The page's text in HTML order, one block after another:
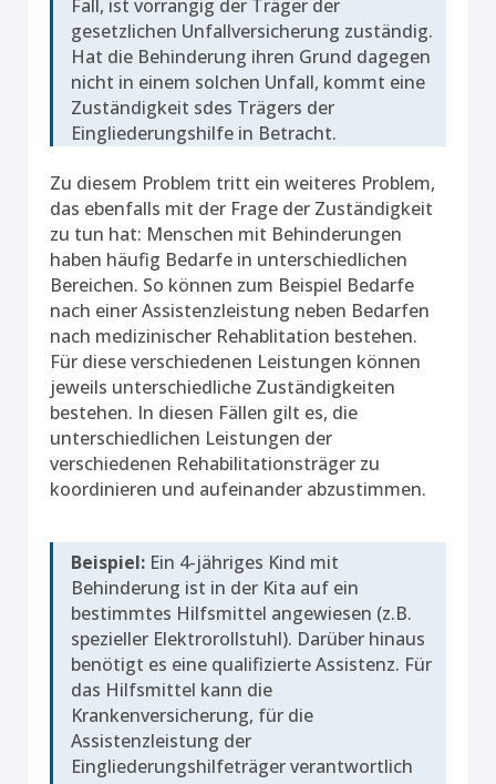
Fall, ist vorrangig der Träger der
gesetzlichen Unfallversicherung zuständig.
Hat die Behinderung ihren Grund dagegen
nicht in einem solchen Unfall, kommt eine
Zuständigkeit sdes Trägers der
Eingliederungshilfe in Betracht.
Zu diesem Problem tritt ein weiteres Problem,
das ebenfalls mit der Frage der Zuständigkeit
zu tun hat: Menschen mit Behinderungen
haben häufig Bedarfe in unterschiedlichen
Bereichen. So können zum Beispiel Bedarfe
nach einer Assistenzleistung neben Bedarfen
nach medizinischer Rehablitation bestehen.
Für diese verschiedenen Leistungen können
jeweils unterschiedliche Zuständigkeiten
bestehen. In diesen Fällen gilt es, die
unterschiedlichen Leistungen der
verschiedenen Rehabilitationsträger zu
koordinieren und aufeinander abzustimmen.
Beispiel: Ein 4-jähriges Kind mit
Behinderung ist in der Kita auf ein
bestimmtes Hilfsmittel angewiesen (z.B.
spezieller Elektrorollstuhl). Darüber hinaus
benötigt es eine qualifizierte Assistenz. Für
das Hilfsmittel kann die
Krankenversicherung, für die
Assistenzleistung der
Eingliederungshilfeträger verantwortlich